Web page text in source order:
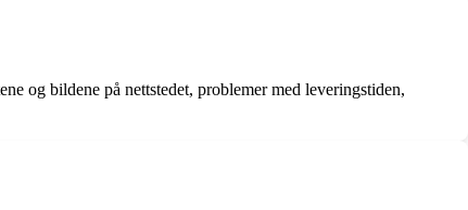
og bildene på nettstedet, problemer med leveringstiden,